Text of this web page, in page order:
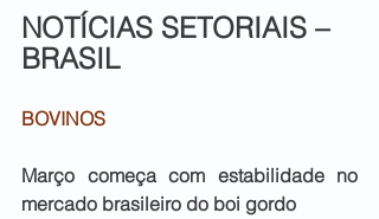
NOTÍCIAS SETORIAIS –
BRASIL
BOVINOS
Março começa com estabilidade no
mercado brasileiro do boi gordo